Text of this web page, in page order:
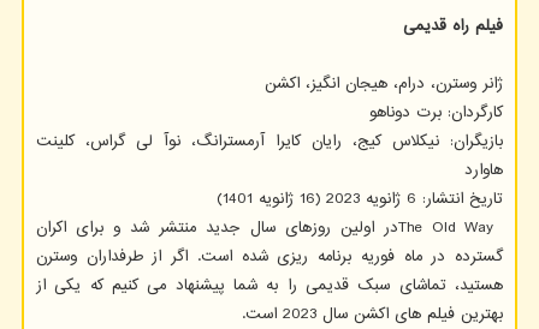
فیلم راه قدیمی
ژانر وسترن، درام، هیجان انگیز، اکشن
کارگردان: برت دوناهو
بازیگران: نیکلاس کیج، رایان کایرا آرمسترانگ، نوآ لی گراس، کلینت
هاوارد
تاریخ انتشار: 6 ژانویه 2023 (16 ژانویه 1401)
The Old Wayدر اولین روزهای سال جدید منتشر شد و برای اکران
گسترده در ماه فوریه برنامه ریزی شده است. اگر از طرفداران وسترن
هستید، تماشای سبک قدیمی را به شما پیشنهاد می کنیم که یکی از
بهترین فیلم های اکشن سال 2023 است.